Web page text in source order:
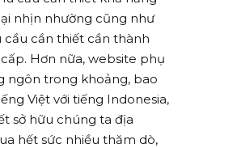
nhịn nhường cũng như
cầu cần thiết cần thành
Hơn nữa, website phụ
ngôn trong khoảng, bao
Việt với tiếng Indonesia,
sở hữu chúng ta địa
hết sức nhiều thăm dò,